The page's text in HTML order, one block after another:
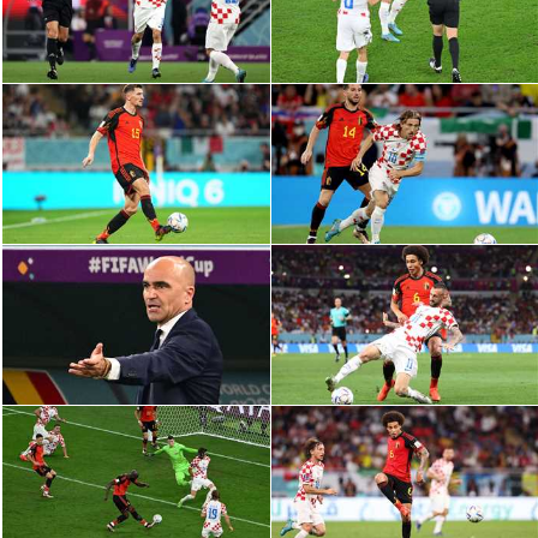
سعودي في الجول
الدوري الإنجليزي
الدوري الإسباني
دوري أبطال أوروبا
القسم الثاني
رياضات أخرى
أمم إفريقيا
كرة السلة الأمريكية
كرة سلة
كرة يد
كرة طائرة